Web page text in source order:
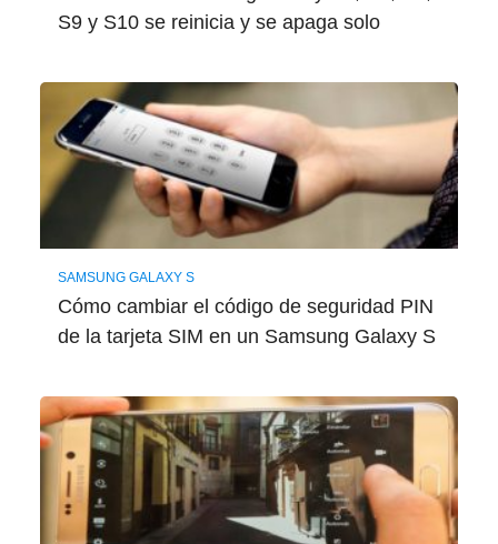
S9 y S10 se reinicia y se apaga solo
SAMSUNG GALAXY S
Cómo cambiar el código de seguridad PIN
de la tarjeta SIM en un Samsung Galaxy S